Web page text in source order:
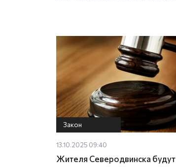
Закон
13.10.2025 09:40
Жителя Северодвинска будут